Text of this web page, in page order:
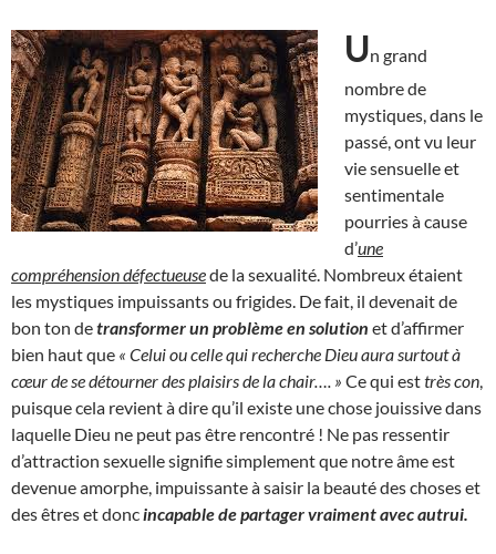
Un grand
nombre de
mystiques, dans le
passé, ont vu leur
vie sensuelle et
sentimentale
pourries à cause
d’une
compréhension défectueusede la sexualité. Nombreux étaient
les mystiques impuissants ou frigides. De fait, il devenait de
bon ton detransformer un problème en solution et d’affirmer
bien haut que « Celui ou celle qui recherche Dieu aura surtout à
cœur de se détourner des plaisirs de la chair…. » Ce qui esttrès con
puisque cela revient à dire qu’il existe une chose jouissive dans
laquelle Dieu ne peut pas être rencontré ! Ne pas ressentir
d’attraction sexuelle signifie simplement que notre âme est
devenue amorphe, impuissante à saisir la beauté des choses et
des êtres et donc incapable de partager vraiment avec autrui.